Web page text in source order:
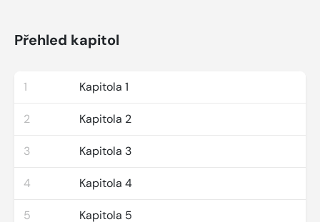
Přehled kapitol
1 Kapitola 1
2 Kapitola 2
3 Kapitola 3
4 Kapitola 4
5 Kapitola 5